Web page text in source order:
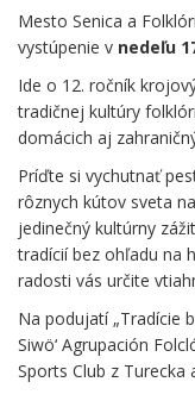
Mesto Senica a
vystúpenie v nedeľu
Ide o 12. ročník
tradičnej kultúry
domácich aj
Príďte si vychutnať
rôznych kútov sveta
jedinečný kultúrny
tradícií bez ohľadu na
radosti vás určite
Na podujatí „Tradície
Siwö‘ Agrupación
Sports Club z Turecka